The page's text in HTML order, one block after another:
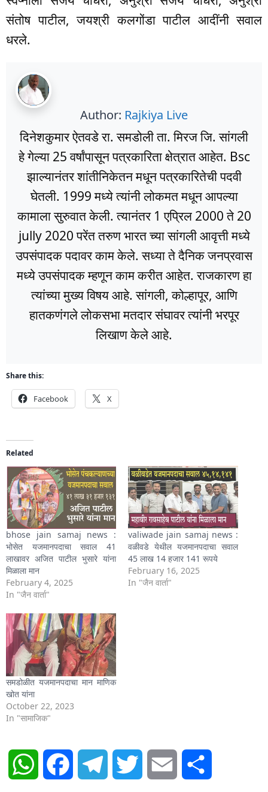
संतोष पाटील, जयश्री कलगोंडा पाटील आदींनी सवाल
धरले.
Author: Rajkiya Live
दिनेशकुमार ऐतवडे रा. समडोली ता. मिरज जि. सांगली
हे गेल्या 25 वर्षांपासून पत्रकारिता क्षेत्रात आहेत. Bsc
झाल्यानंतर शांतीनिकेतन मधून पत्रकारितेची पदवी
घेतली. 1999 मध्ये त्यांनी लोकमत मधून आपल्या
कामाला सुरुवात केली. त्यानंतर 1 एप्रिल 2000 ते 20
jully 2020 परेंत तरुण भारत च्या सांगली आवृत्ती मध्ये
उपसंपादक पदावर काम केले. सध्या ते दैनिक जनप्रवास
मध्ये उपसंपादक म्हणून काम करीत आहेत. राजकारण हा
त्यांच्या मुख्य विषय आहे. सांगली, कोल्हापूर, आणि
हातकणंगले लोकसभा मतदार संघावर त्यांनी भरपूर
लिखाण केले आहे.
Share this:
Facebook X
Related
bhose jain samaj news :
भोसेत यजमानपदाचा सवाल 41
लाखावर अजित पाटील भुसारे यांना
मिळाला मान
February 4, 2025
In "जैन वार्ता"
valiwade jain samaj news :
वळीवडे येथील यजमानपदाचा सवाल
45 लाख 14 हजार 141 रूपये
February 16, 2025
In "जैन वार्ता"
समडोळीत यजमानपदाचा मान माणिक
खोत यांना
October 22, 2023
In "सामाजिक"
WhatsAppFacebook Telegram Twitter Email